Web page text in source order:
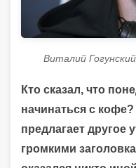
Виталий
Кто сказал, что
начинаться с
предлагает другое
громкими